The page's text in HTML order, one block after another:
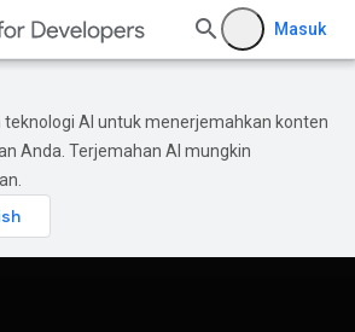
Masuk
AI untuk menerjemahkan konten
Anda. Terjemahan AI mungkin